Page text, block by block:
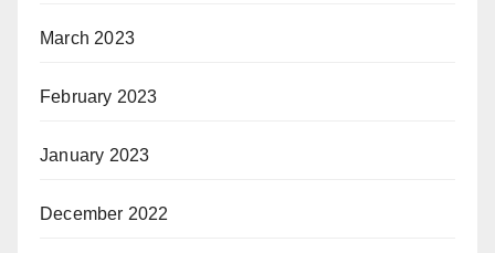
March 2023
February 2023
January 2023
December 2022